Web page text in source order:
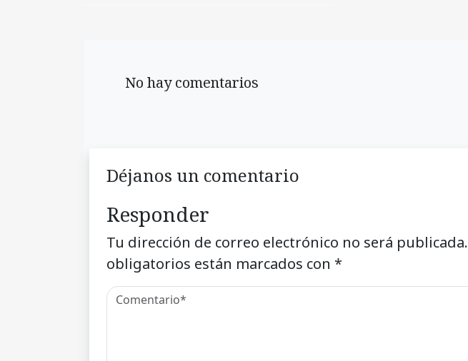
No hay comentarios
Déjanos un comentario
Responder
Tu dirección de correo electrónico no será publicada.
obligatorios están marcados con *